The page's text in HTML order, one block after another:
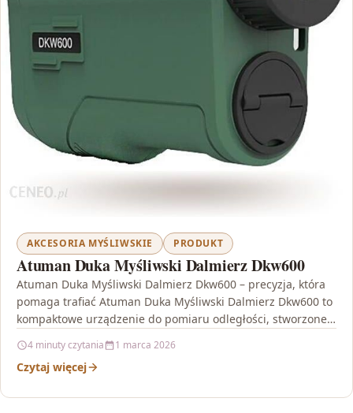
AKCESORIA MYŚLIWSKIE PRODUKT
Atuman Duka Myśliwski Dalmierz Dkw600
Atuman Duka Myśliwski Dalmierz Dkw600 – precyzja, która
pomaga trafiać Atuman Duka Myśliwski Dalmierz Dkw600 to
kompaktowe urządzenie do pomiaru odległości, stworzone z
4 minuty czytania 1 marca 2026
Czytaj więcej